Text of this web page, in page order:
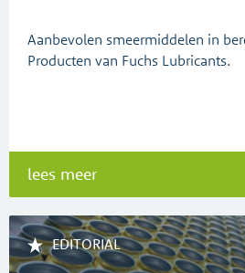
Aanbevolen smeermiddelen in
Producten van Fuchs Lubricants.
lees meer
EDITORIAL